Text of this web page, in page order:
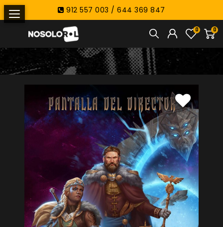
912 557 003 / 644 369 847
0
0